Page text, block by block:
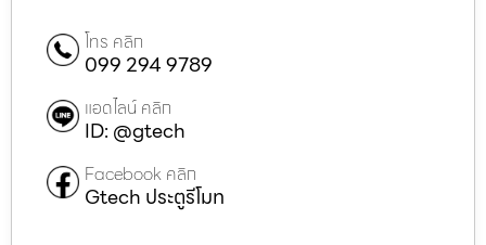
โทร คลิก
099 294 9789
แอดไลน์ คลิก
ID: @gtech
Facebook คลิก
Gtech ประตูรีโมท